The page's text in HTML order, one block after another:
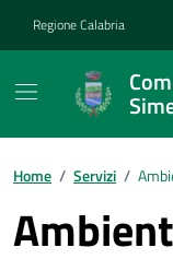
Regione Calabria
Home / Servizi /